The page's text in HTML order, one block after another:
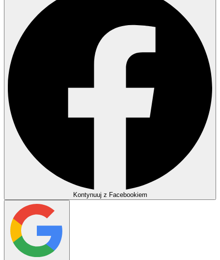
Kontynuuj z Facebookiem